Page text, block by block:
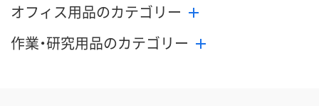
オフィス用品のカテゴリー
作業・研究用品のカテゴリー